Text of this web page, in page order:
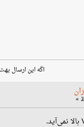
اگه این ارسال